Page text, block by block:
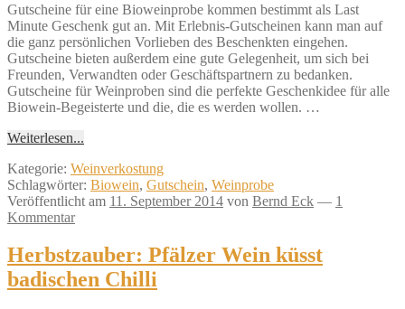
Gutscheine für eine Bioweinprobe kommen bestimmt als Last
Minute Geschenk gut an. Mit Erlebnis-Gutscheinen kann man auf
die ganz persönlichen Vorlieben des Beschenkten eingehen.
Gutscheine bieten außerdem eine gute Gelegenheit, um sich bei
Freunden, Verwandten oder Geschäftspartnern zu bedanken.
Gutscheine für Weinproben sind die perfekte Geschenkidee für alle
Biowein-Begeisterte und die, die es werden wollen. …
Weiterlesen...
Kategorie: Weinverkostung
Schlagwörter: Biowein, Gutschein, Weinprobe
Veröffentlicht am 11. September 2014 von Bernd Eck — 1
Kommentar
Herbstzauber: Pfälzer Wein küsst
badischen Chilli